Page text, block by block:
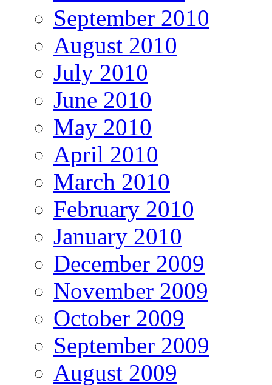
September 2010
August 2010
July 2010
June 2010
May 2010
April 2010
March 2010
February 2010
January 2010
December 2009
November 2009
October 2009
September 2009
August 2009